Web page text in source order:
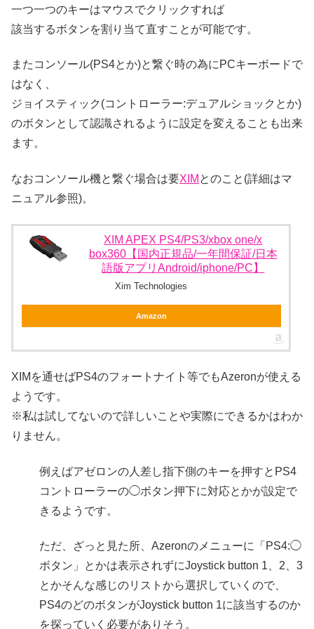
一つ一つのキーはマウスでクリックすれば
該当するボタンを割り当て直すことが可能です。
またコンソール(PS4とか)と繋ぐ時の為にPCキーボードで
はなく、
ジョイスティック(コントローラー:デュアルショックとか)
のボタンとして認識されるように設定を変えることも出来
ます。
なおコンソール機と繋ぐ場合は要XIM とのこと(詳細はマ
ニュアル参照)。
XIM APEX PS4/PS3/xbox one/x
box360【国内正規品/一年間保証/日本
語版アプリAndroid/iphone/PC】
Xim Technologies
Amazon
XIMを通せばPS4のフォートナイト等でもAzeronが使える
ようです。
※私は試してないので詳しいことや実際にできるかはわか
りません。
例えばアゼロンの人差し指下側のキーを押すとPS4
コントローラーの◯ボタン押下に対応とかが設定で
きるようです。
ただ、ざっと見た所、Azeronのメニューに「PS4:◯
ボタン」とかは表示されずにJoystick button 1、2、3
とかそんな感じのリストから選択していくので、
PS4のどのボタンがJoystick button 1に該当するのか
を探っていく必要がありそう。